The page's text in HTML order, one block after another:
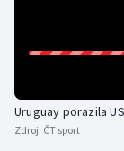
Lyže a
Uruguay porazila
Zdroj: ČT sport